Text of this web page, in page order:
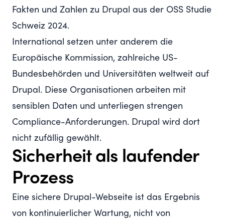
Fakten und Zahlen zu Drupal aus der OSS Studie
Schweiz 2024.
International setzen unter anderem die
Europäische Kommission, zahlreiche US-
Bundesbehörden und Universitäten weltweit auf
Drupal. Diese Organisationen arbeiten mit
sensiblen Daten und unterliegen strengen
Compliance-Anforderungen. Drupal wird dort
nicht zufällig gewählt.
Sicherheit als laufender
Prozess
Eine sichere Drupal-Webseite ist das Ergebnis
von kontinuierlicher Wartung, nicht von